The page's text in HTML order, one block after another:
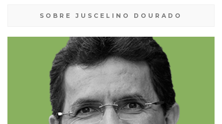
SOBRE JUSCELINO DOURADO